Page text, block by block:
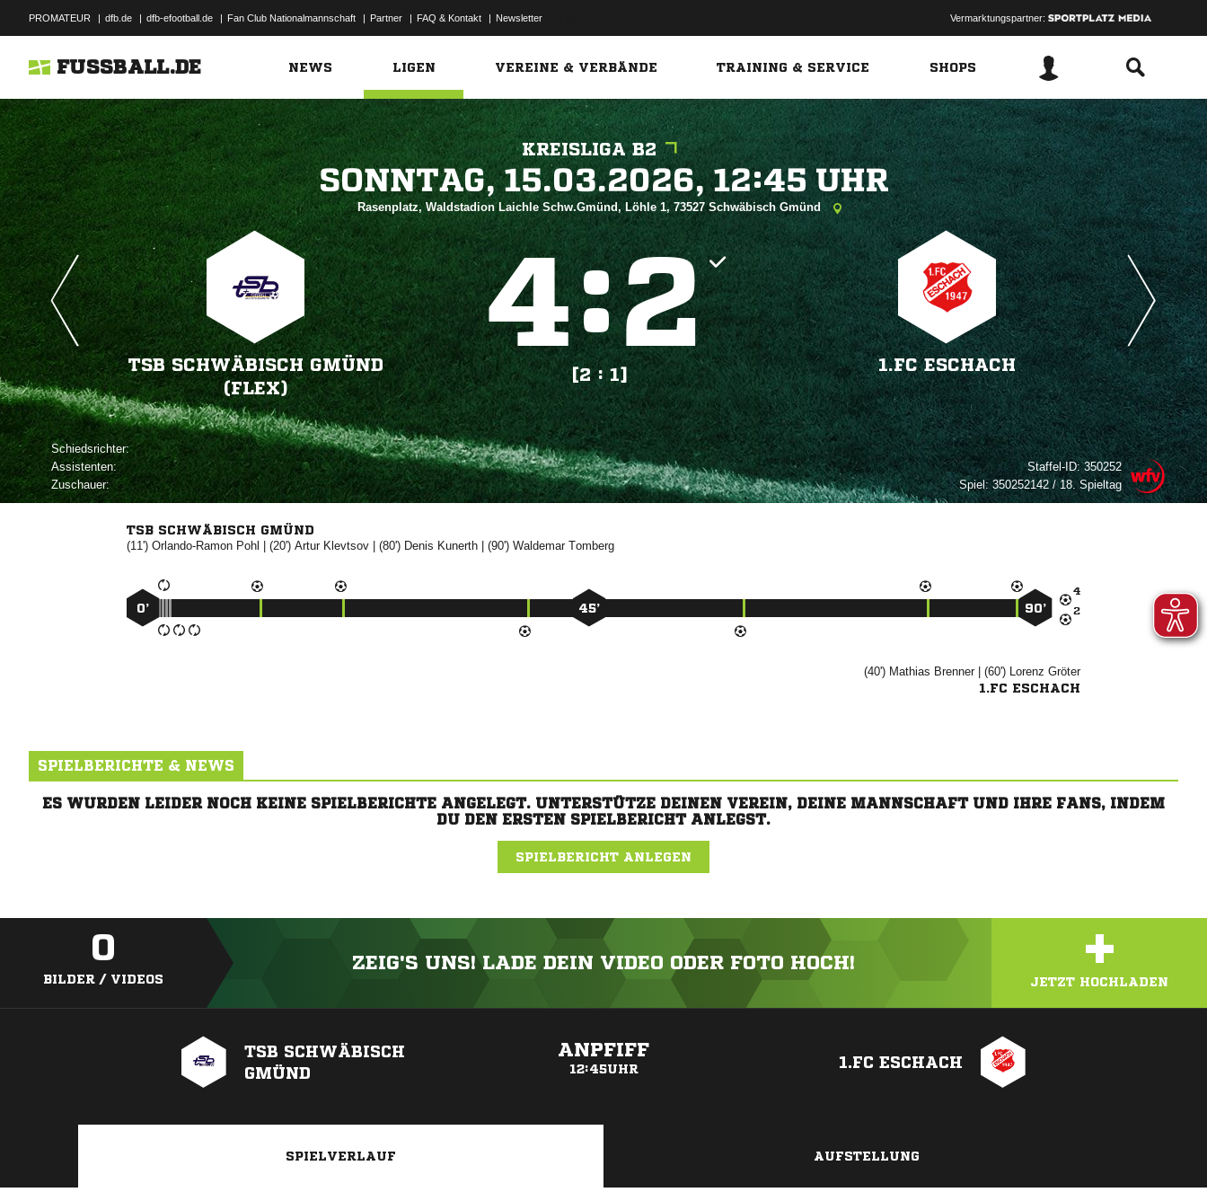
PROMATEUR | dfb.de | dfb-efootball.de | Fan Club Nationalmannschaft | Partner | FAQ & Kontakt | Newsletter Vermarktungspartner:
FUSSBALL.DE NEWS LIGEN VEREINE & VERBÄNDE TRAINING & SERVICE SHOPS
KREISLIGA B2
   
Rasenplatz, Waldstadion Laichle Schw.Gmünd, Löhle 1, 73527 Schwäbisch Gmünd
TSB SCHWÄBISCH GMÜND
(FLEX)
:
[2 : 1]
1.FC ESCHACH
Schiedsrichter:
Assistenten:
Zuschauer:
Staffel-ID:350252
Spiel:350252142 / 18. Spieltag
TSB SCHWÄBISCH GMÜND
(11')  | (20') | (80')  | (90') 


0’ 45’ 90’
(40')  | (60')  
1.FC ESCHACH
SPIELBERICHTE & NEWS
ES WURDEN LEIDER NOCH KEINE SPIELBERICHTE ANGELEGT. UNTERSTÜTZE DEINEN VEREIN, DEINE MANNSCHAFT UND IHRE FANS, INDEM
DU DEN ERSTEN SPIELBERICHT ANLEGST.
SPIELBERICHT ANLEGEN
0
BILDER / VIDEOS
ZEIG'S UNS! LADE DEIN VIDEO ODER FOTO HOCH! +
JETZT HOCHLADEN
TSB SCHWÄBISCH
GMÜND
ANPFIFF
12:45UHR 1.FC ESCHACH
SPIELVERLAUF AUFSTELLUNG